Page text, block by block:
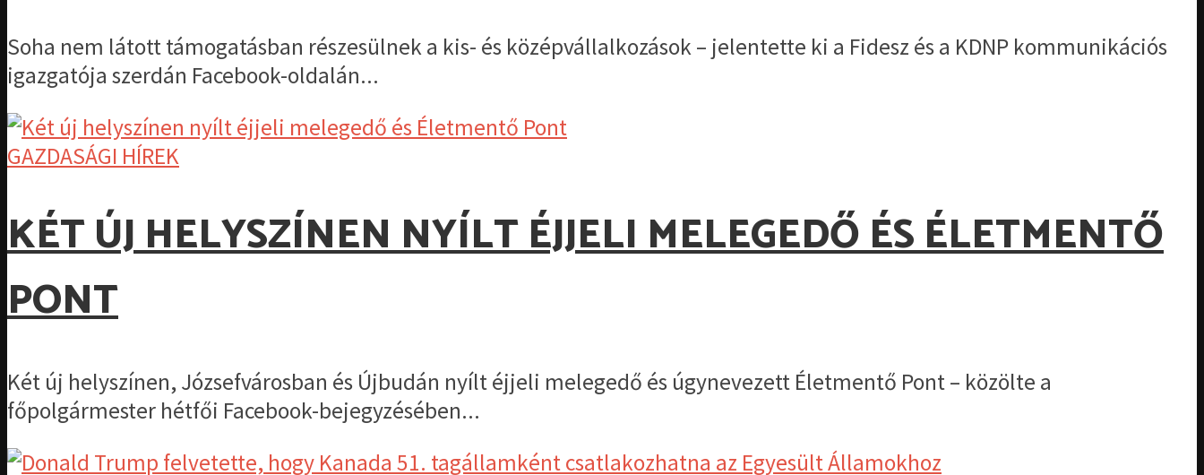
Soha nem látott támogatásban részesülnek a kis- és középvállalkozások – jelentette ki a Fidesz és a KDNP kommunikációs
igazgatója szerdán Facebook-oldalán...
GAZDASÁGI HÍREK
KÉT ÚJ HELYSZÍNEN NYÍLT ÉJJELI MELEGEDŐ ÉS ÉLETMENTŐ
PONT
Két új helyszínen, Józsefvárosban és Újbudán nyílt éjjeli melegedő és úgynevezett Életmentő Pont – közölte a
főpolgármester hétfői Facebook-bejegyzésében...